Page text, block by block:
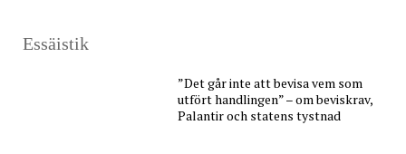
Essäistik
”Det går inte att bevisa vem som
utfört handlingen” – om beviskrav,
Palantir och statens tystnad